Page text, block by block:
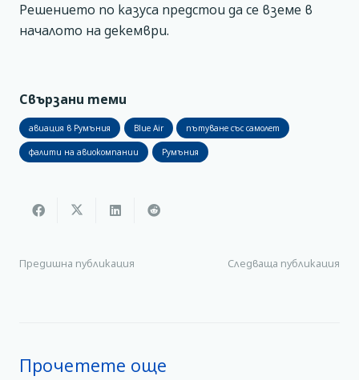
Решението по казуса предстои да се вземе в
началото на декември.
Свързани теми
авиация в Румъния Blue Air пътуване със самолет
фалити на авиокомпании Румъния
Предишна публикация Следваща публикация
Прочетете още